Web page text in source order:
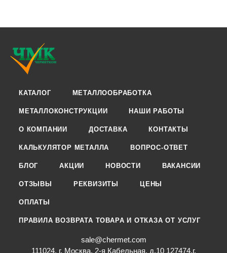
КАТАЛОГ МЕТАЛЛООБРАБОТКА
МЕТАЛЛОКОНСТРУКЦИИ НАШИ РАБОТЫ
О КОМПАНИИ ДОСТАВКА КОНТАКТЫ
КАЛЬКУЛЯТОР МЕТАЛЛА ВОПРОС-ОТВЕТ
БЛОГ АКЦИИ НОВОСТИ ВАКАНСИИ
ОТЗЫВЫ РЕКВИЗИТЫ ЦЕНЫ
ОПЛАТЫ
ПРАВИЛА ВОЗВРАТА ТОВАРА И ОТКАЗА ОТ УСЛУГ
sale@chermet.com
111024, г. Москва, 2-я Кабельная, д.10 127474,г.